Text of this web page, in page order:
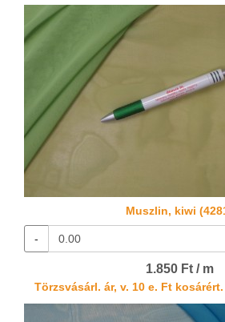
Muszlin, kiwi
-
1.850 Ft / m
Törzsvásárl. ár, v. 10 e. Ft